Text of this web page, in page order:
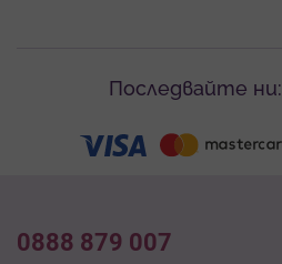
Последвайте ни:
0888 879 007